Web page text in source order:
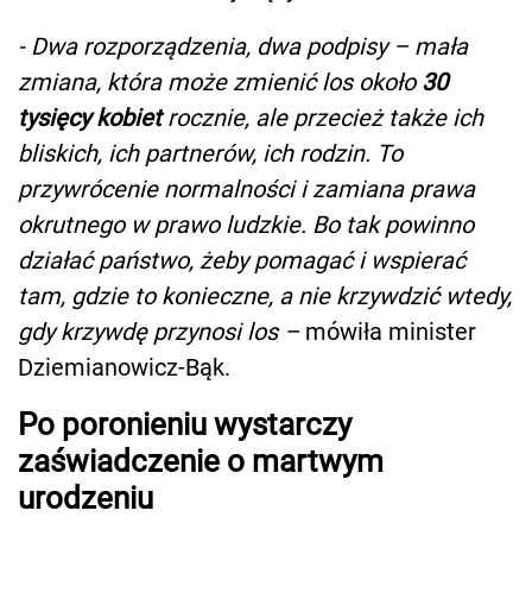
- Dwa rozporządzenia, dwa podpisy – mała
zmiana, która może zmienić los około 30
tysięcy kobietrocznie, ale przecież także ich
bliskich, ich partnerów, ich rodzin. To
przywrócenie normalności i zamiana prawa
okrutnego w prawo ludzkie. Bo tak powinno
działać państwo, żeby pomagać i wspierać
tam, gdzie to konieczne, a nie krzywdzić wtedy,
gdy krzywdę przynosi los –mówiła minister
Dziemianowicz-Bąk.
Po poronieniu wystarczy
zaświadczenie o martwym
urodzeniu